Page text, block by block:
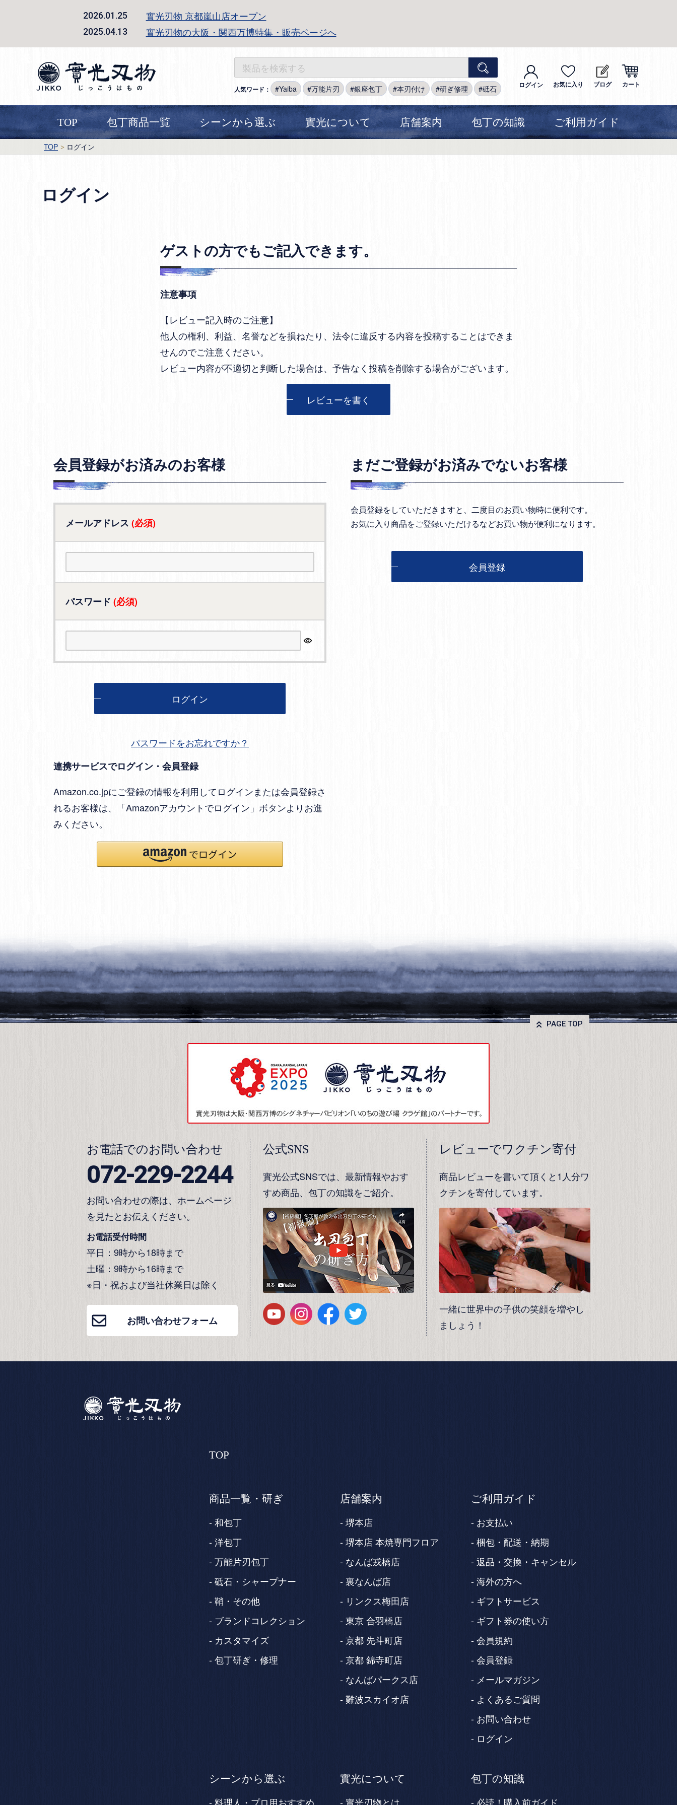
2026.01.25 實光刃物 京都嵐山店オープン
2025.04.13 實光刃物の大阪・関西万博特集・販売ページへ
人気ワード： Yaiba 万能片刃 銀座包丁 本刃付け 研ぎ修理 砥石 ログイン お気に入り ブログ カート
TOP 包丁商品一覧 シーンから選ぶ 實光について 店舗案内 包丁の知識 ご利用ガイド
TOP ログイン
ログイン
ゲストの方でもご記入できます。
注意事項
【レビュー記入時のご注意】
他人の権利、利益、名誉などを損ねたり、法令に違反する内容を投稿することはできま
せんのでご注意ください。
レビュー内容が不適切と判断した場合は、予告なく投稿を削除する場合がございます。
レビューを書く
会員登録がお済みのお客様
メールアドレス (必須)
パスワード (必須)
ログイン
パスワードをお忘れですか？
連携サービスでログイン・会員登録
Amazon.co.jpにご登録の情報を利用してログインまたは会員登録さ
れるお客様は、「Amazonアカウントでログイン」ボタンよりお進
みください。
まだご登録がお済みでないお客様
会員登録をしていただきますと、二度目のお買い物時に便利です。
お気に入り商品をご登録いただけるなどお買い物が便利になります。
会員登録
PAGE TOP
お電話でのお問い合わせ
072-229-2244
お問い合わせの際は、ホームページ
を見たとお伝えください。
お電話受付時間
平日：9時から18時まで
土曜：9時から16時まで
※日・祝および当社休業日は除く
お問い合わせフォーム
公式SNS
實光公式SNSでは、最新情報やおす
すめ商品、包丁の知識をご紹介。
レビューでワクチン寄付
商品レビューを書いて頂くと1人分ワ
クチンを寄付しています。
一緒に世界中の子供の笑顔を増やし
ましょう！
TOP
商品一覧・研ぎ
和包丁
洋包丁
万能片刃包丁
砥石・シャープナー
鞘・その他
ブランドコレクション
カスタマイズ
包丁研ぎ・修理
店舗案内
堺本店
堺本店 本焼専門フロア
なんば戎橋店
裏なんば店
リンクス梅田店
東京 合羽橋店
京都 先斗町店
京都 錦寺町店
なんばパークス店
難波スカイオ店
ご利用ガイド
お支払い
梱包・配送・納期
返品・交換・キャンセル
海外の方へ
ギフトサービス
ギフト券の使い方
会員規約
会員登録
メールマガジン
よくあるご質問
お問い合わせ
ログイン
シーンから選ぶ
料理人・プロ用おすすめ
實光について
實光刃物とは
包丁の知識
必読！購入前ガイド